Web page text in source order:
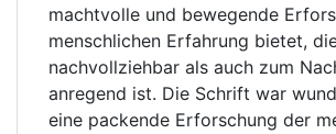
machtvolle und bewegende
menschlichen Erfahrung bietet,
nachvollziehbar als auch zum
anregend ist. Die Schrift war
eine packende Erforschung der